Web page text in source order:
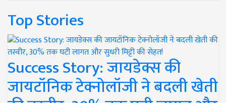
Top Stories
Success Story: जायडेक्स की
जायटॉनिक टेक्नोलॉजी ने बदली खेती